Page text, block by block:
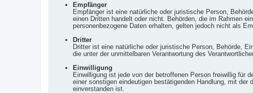
Empfänger
Empfänger ist eine natürliche oder juristische Person,
einen Dritten handelt oder nicht. Behörden, die im Rahmen
personenbezogene Daten erhalten, gelten jedoch nicht als
Dritter
Dritter ist eine natürliche oder juristische Person, Behörde,
die unter der unmittelbaren Verantwortung des
Einwilligung
Einwilligung ist jede von der betroffenen Person freiwillig für
einer sonstigen eindeutigen bestätigenden Handlung, mit
einverstanden ist.